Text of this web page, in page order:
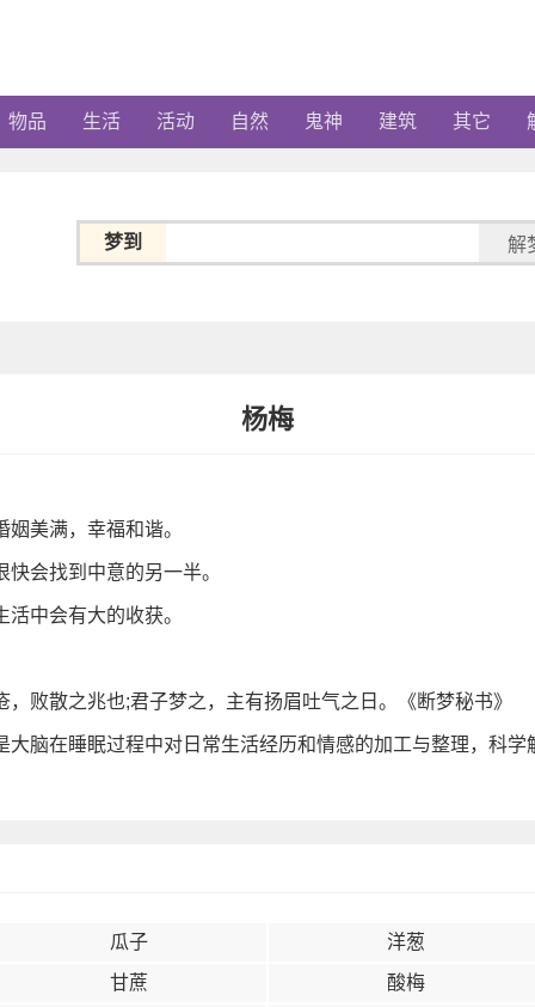
物品 生活 活动 自然 鬼神 建筑 其它
梦到 解
杨梅
美满，幸福和谐。
会找到中意的另一半。
中会有大的收获。
败散之兆也;君子梦之，主有扬眉吐气之日。《断梦秘书》
大脑在睡眠过程中对日常生活经历和情感的加工与整理，科
瓜子
洋葱
甘蔗
酸梅